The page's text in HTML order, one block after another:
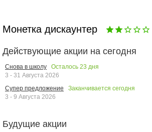
Монетка дискаунтер
Действующие акции на сегодня
Снова в школу Осталось 23 дня
3 - 31 Августа 2026
Супер предложение
Заканчивается сегодня
3 - 9 Августа 2026
Будущие акции